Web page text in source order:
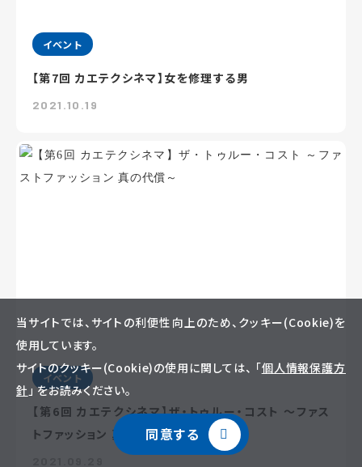
イベント
【第7回 カエテクシネマ】女を修理する男
2021.10.19
イベント
【第6回 カエテクシネマ】ザ・トゥルー・コスト ～ファス
トファッション 真の代償～
当サイトでは、サイトの利便性向上のため、クッキー(Cookie)を
使用しています。
サイトのクッキー(Cookie)の使用に関しては、 「個人情報保護方
針」 をお読みください。
同意する